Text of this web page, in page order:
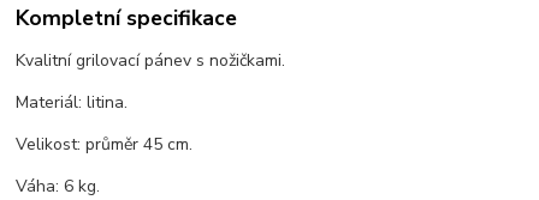
Kompletní specifikace
Kvalitní grilovací pánev s nožičkami.
Materiál: litina.
Velikost: průměr 45 cm.
Váha: 6 kg.